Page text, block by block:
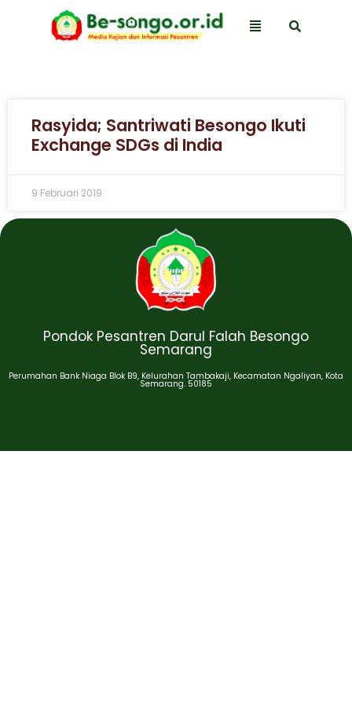
Rasyida; Santriwati Besongo Ikuti
Exchange SDGs di India
9 Februari 2019
Pondok Pesantren Darul Falah Besongo
Semarang
Perumahan Bank Niaga Blok B9, Kelurahan Tambakaji, Kecamatan Ngaliyan, Kota
Semarang. 50185